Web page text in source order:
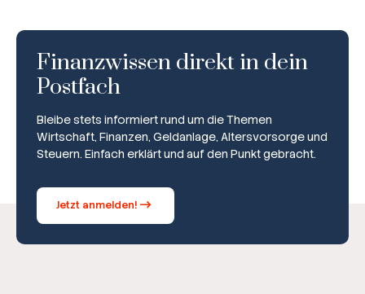
Finanzwissen direkt in dein
Postfach
Bleibe stets informiert rund um die Themen
Wirtschaft, Finanzen, Geldanlage, Altersvorsorge und
Steuern. Einfach erklärt und auf den Punkt gebracht.
Jetzt anmelden!